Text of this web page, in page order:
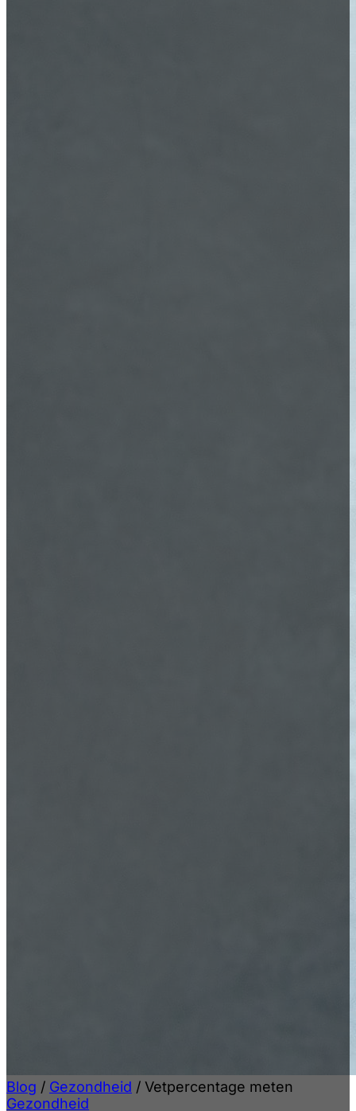
Blog / Gezondheid / Vetpercentage meten
Gezondheid